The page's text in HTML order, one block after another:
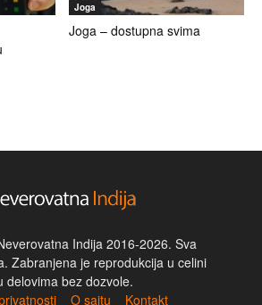
Joga
Joga – dostupna svima
Indija 2016-2026. Sva
Zabranjena je reprodukcija u celini
delovima bez dozvole.
O sajtu Kontakt